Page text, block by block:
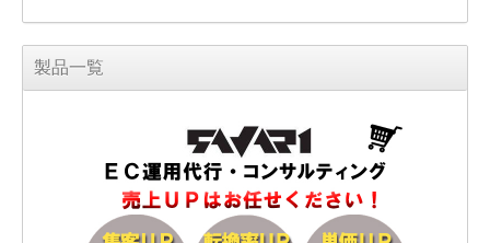
製品一覧